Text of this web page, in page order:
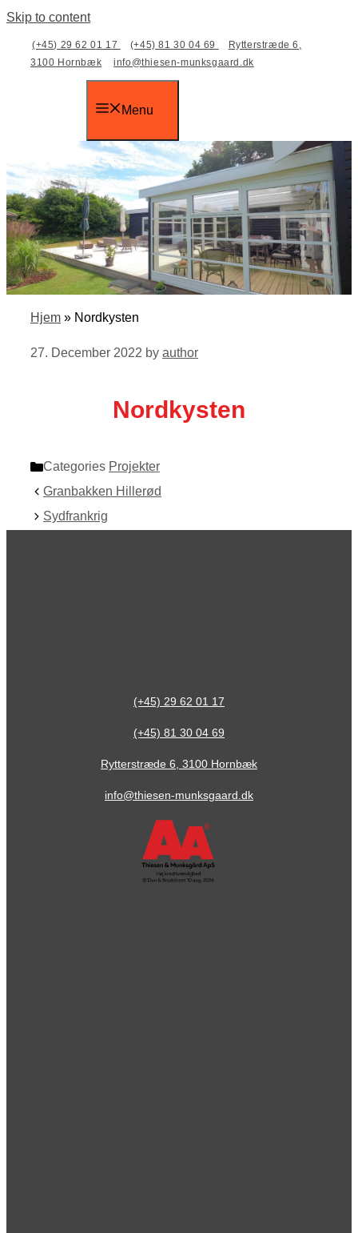
Skip to content
(+45) 29 62 01 17 (+45) 81 30 04 69
Rytterstræde 6,
3100 Hornbæk
info@thiesen-munksgaard.dk
Menu
Hjem » Nordkysten
27. December 2022 by author
Nordkysten
Categories Projekter
Granbakken Hillerød
Sydfrankrig
(+45) 29 62 01 17
(+45) 81 30 04 69
Rytterstræde 6, 3100 Hornbæk
info@thiesen-munksgaard.dk